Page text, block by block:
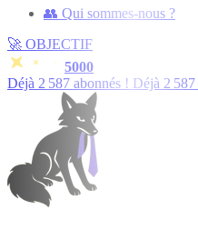
👥 Qui sommes-nous ?
🚀 OBJECTIF
5000
Déjà 2 588 abonnés ! Déjà 2 588